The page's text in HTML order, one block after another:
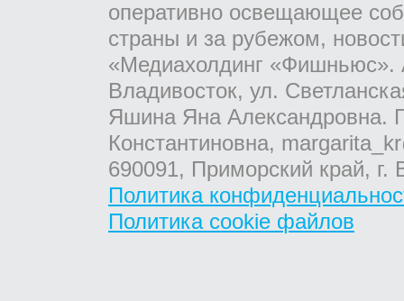
оперативно освещающее
страны и за рубежом,
«Медиахолдинг «Фишньюс».
Владивосток, ул.
Яшина Яна Александровна.
Константиновна,
690091, Приморский край,
Политика
Политика cookie файлов